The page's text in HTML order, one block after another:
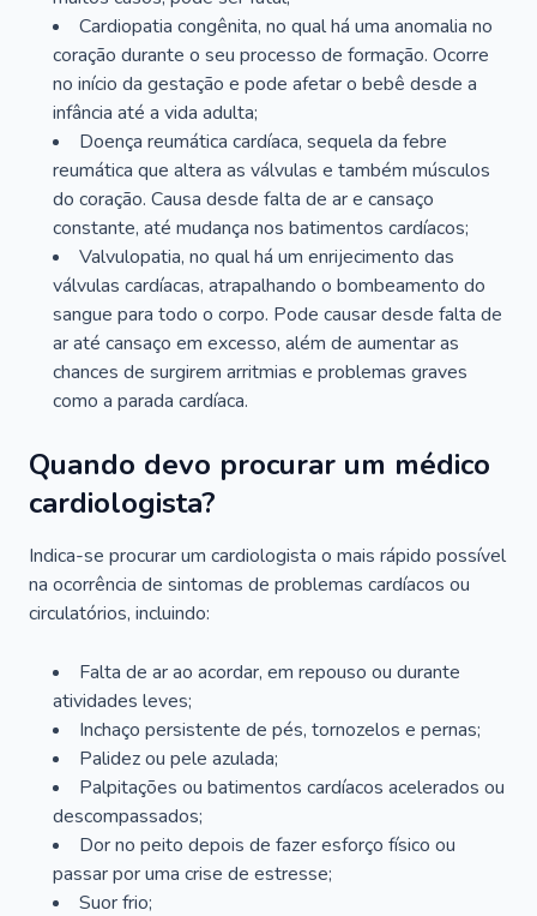
Cardiopatia congênita, no qual há uma anomalia no
coração durante o seu processo de formação. Ocorre
no início da gestação e pode afetar o bebê desde a
infância até a vida adulta;
Doença reumática cardíaca, sequela da febre
reumática que altera as válvulas e também músculos
do coração. Causa desde falta de ar e cansaço
constante, até mudança nos batimentos cardíacos;
Valvulopatia, no qual há um enrijecimento das
válvulas cardíacas, atrapalhando o bombeamento do
sangue para todo o corpo. Pode causar desde falta de
ar até cansaço em excesso, além de aumentar as
chances de surgirem arritmias e problemas graves
como a parada cardíaca.
Quando devo procurar um médico
cardiologista?
Indica-se procurar um cardiologista o mais rápido possível
na ocorrência de sintomas de problemas cardíacos ou
circulatórios, incluindo:
Falta de ar ao acordar, em repouso ou durante
atividades leves;
Inchaço persistente de pés, tornozelos e pernas;
Palidez ou pele azulada;
Palpitações ou batimentos cardíacos acelerados ou
descompassados;
Dor no peito depois de fazer esforço físico ou
passar por uma crise de estresse;
Suor frio;